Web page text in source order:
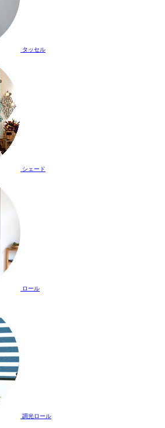
タッセル
シェード
ロール
調光ロール